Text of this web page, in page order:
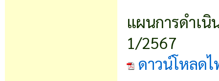
แผนการดำเ
1/2567
ดาวน์โหลด